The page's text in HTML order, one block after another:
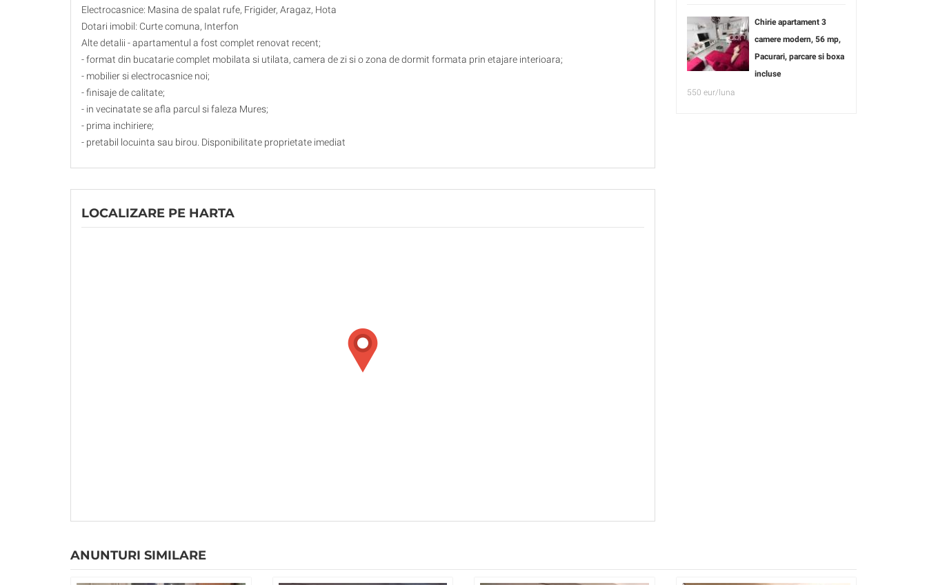
Electrocasnice: Masina de spalat rufe, Frigider, Aragaz, Hota
Dotari imobil: Curte comuna, Interfon
Alte detalii - apartamentul a fost complet renovat recent;
- format din bucatarie complet mobilata si utilata, camera de zi si o zona de dormit formata prin etajare interioara;
- mobilier si electrocasnice noi;
- finisaje de calitate;
- in vecinatate se afla parcul si faleza Mures;
- prima inchiriere;
- pretabil locuinta sau birou. Disponibilitate proprietate imediat
LOCALIZARE PE HARTA
Chirie apartament 3
camere modern, 56 mp,
Pacurari, parcare si boxa
incluse
550 eur/luna
ANUNTURI SIMILARE